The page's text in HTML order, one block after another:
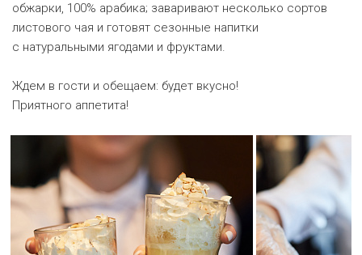
обжарки, 100% арабика; заваривают несколько сортов
листового чая и готовят сезонные напитки
с натуральными ягодами и фруктами.
Ждем в гости и обещаем: будет вкусно!
Приятного аппетита!